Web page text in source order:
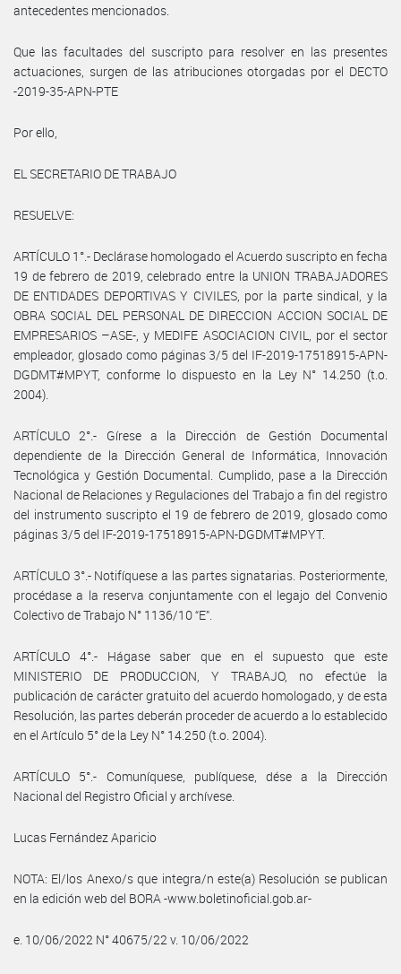
antecedentes mencionados.
Que las facultades del suscripto para resolver en las presentes
actuaciones, surgen de las atribuciones otorgadas por el DECTO
-2019-35-APN-PTE
Por ello,
EL SECRETARIO DE TRABAJO
RESUELVE:
ARTÍCULO 1°.- Declárase homologado el Acuerdo suscripto en fecha
19 de febrero de 2019, celebrado entre la UNION TRABAJADORES
DE ENTIDADES DEPORTIVAS Y CIVILES, por la parte sindical, y la
OBRA SOCIAL DEL PERSONAL DE DIRECCION ACCION SOCIAL DE
EMPRESARIOS –ASE-, y MEDIFE ASOCIACION CIVIL, por el sector
empleador, glosado como páginas 3/5 del IF-2019-17518915-APN-
DGDMT#MPYT, conforme lo dispuesto en la Ley N° 14.250 (t.o.
2004).
ARTÍCULO 2°.- Gírese a la Dirección de Gestión Documental
dependiente de la Dirección General de Informática, Innovación
Tecnológica y Gestión Documental. Cumplido, pase a la Dirección
Nacional de Relaciones y Regulaciones del Trabajo a fin del registro
del instrumento suscripto el 19 de febrero de 2019, glosado como
páginas 3/5 del IF-2019-17518915-APN-DGDMT#MPYT.
ARTÍCULO 3°.- Notifíquese a las partes signatarias. Posteriormente,
procédase a la reserva conjuntamente con el legajo del Convenio
Colectivo de Trabajo N° 1136/10 “E”.
ARTÍCULO 4°.- Hágase saber que en el supuesto que este
MINISTERIO DE PRODUCCION, Y TRABAJO, no efectúe la
publicación de carácter gratuito del acuerdo homologado, y de esta
Resolución, las partes deberán proceder de acuerdo a lo establecido
en el Artículo 5° de la Ley N° 14.250 (t.o. 2004).
ARTÍCULO 5°.- Comuníquese, publíquese, dése a la Dirección
Nacional del Registro Oficial y archívese.
Lucas Fernández Aparicio
NOTA: El/los Anexo/s que integra/n este(a) Resolución se publican
en la edición web del BORA -www.boletinoficial.gob.ar-
e. 10/06/2022 N° 40675/22 v. 10/06/2022